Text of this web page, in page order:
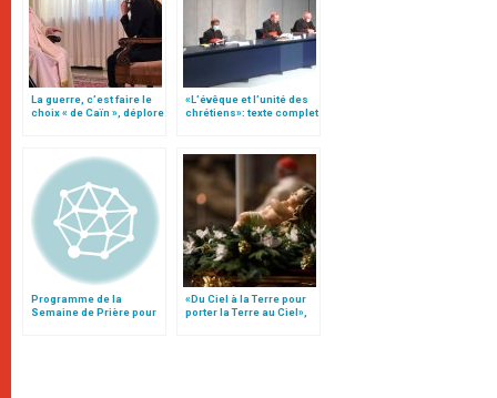
La guerre, c’est faire le
choix « de Caïn », déplore
«L’évêque et l’unité des
chrétiens»: texte complet
Programme de la
Semaine de Prière pour
«Du Ciel à la Terre pour
porter la Terre au Ciel»,